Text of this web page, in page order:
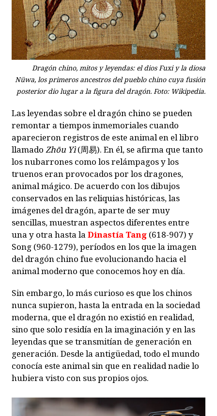
Dragón chino, mitos y leyendas: el dios Fuxi y la diosa
Nüwa, los primeros ancestros del pueblo chino cuya fusión
posterior dio lugar a la figura del dragón. Foto: Wikipedia.
Las leyendas sobre el dragón chino se pueden
remontar a tiempos inmemoriales cuando
aparecieron registros de este animal en el libro
llamado Zhōu Yì(周易). En él, se afirma que tanto
los nubarrones como los relámpagos y los
truenos eran provocados por los dragones,
animal mágico. De acuerdo con los dibujos
conservados en las reliquias históricas, las
imágenes del dragón, aparte de ser muy
sencillas, muestran aspectos diferentes entre
una y otra hasta laDinastía Tang (618-907) y
Song (960-1279), períodos en los que la imagen
del dragón chino fue evolucionando hacia el
animal moderno que conocemos hoy en día.
Sin embargo, lo más curioso es que los chinos
nunca supieron, hasta la entrada en la sociedad
moderna, que el dragón no existió en realidad,
sino que solo residía en la imaginación y en las
leyendas que se transmitían de generación en
generación. Desde la antigüedad, todo el mundo
conocía este animal sin que en realidad nadie lo
hubiera visto con sus propios ojos.